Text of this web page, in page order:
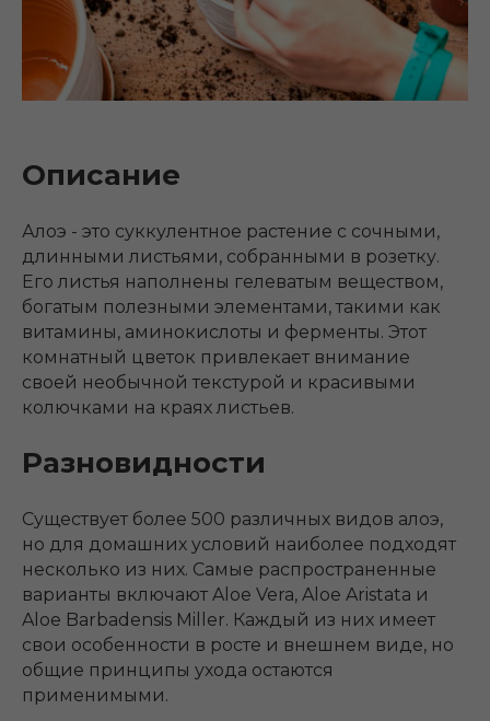
Описание
Алоэ - это суккулентное растение с сочными,
длинными листьями, собранными в розетку.
Его листья наполнены гелеватым веществом,
богатым полезными элементами, такими как
витамины, аминокислоты и ферменты. Этот
комнатный цветок привлекает внимание
своей необычной текстурой и красивыми
колючками на краях листьев.
Разновидности
Существует более 500 различных видов алоэ,
но для домашних условий наиболее подходят
несколько из них. Самые распространенные
варианты включают Aloe Vera, Aloe Aristata и
Aloe Barbadensis Miller. Каждый из них имеет
свои особенности в росте и внешнем виде, но
общие принципы ухода остаются
применимыми.